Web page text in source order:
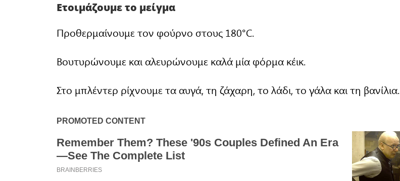
Ετοιμάζουμε το μείγμα
Προθερμαίνουμε τον φούρνο στους 180°C.
Βουτυρώνουμε και αλευρώνουμε καλά μία φόρμα κέικ.
Στο μπλέντερ ρίχνουμε τα αυγά, τη ζάχαρη, το λάδι, το γάλα και τη βανίλια.